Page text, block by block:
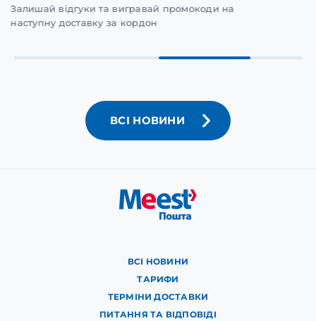
Залишай відгуки та вигравай промокоди на
наступну доставку за кордон
ВСІ НОВИНИ
ВСІ НОВИНИ
ТАРИФИ
ТЕРМІНИ ДОСТАВКИ
ПИТАННЯ ТА ВІДПОВІДІ